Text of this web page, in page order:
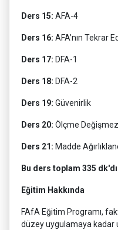
Ders 15: AFA-4
Ders 16: AFA’nın Tekrar
Ders 17: DFA-1
Ders 18: DFA-2
Ders 19: Güvenirlik
Ders 20: Ölçme
Ders 21: Madde
Bu ders toplam 335
Eğitim Hakkında
FAfA Eğitim Programı,
düzey uygulamaya kadar